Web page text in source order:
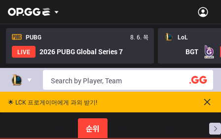
PUBG
8. 6. 목
LIVE
2026 PUBG Global Series 7
LoL
BGT
🌟 LCK 프로게이머에게 과외 받기!
순위 프로빌